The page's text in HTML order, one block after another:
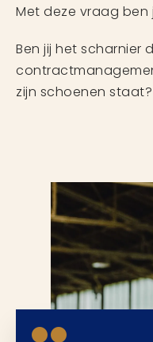
Met deze vraag ben
Ben jij het scharnier
zijn schoenen staat?